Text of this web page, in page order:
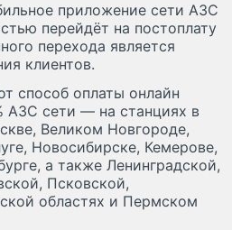
приложение сети АЗС
перейдёт на постоплату
перехода является
клиентов.
способ оплаты онлайн
АЗС сети — на станциях в
Великом Новгороде,
Новосибирске, Кемерове,
а также Ленинградской,
Псковской,
областях и Пермском